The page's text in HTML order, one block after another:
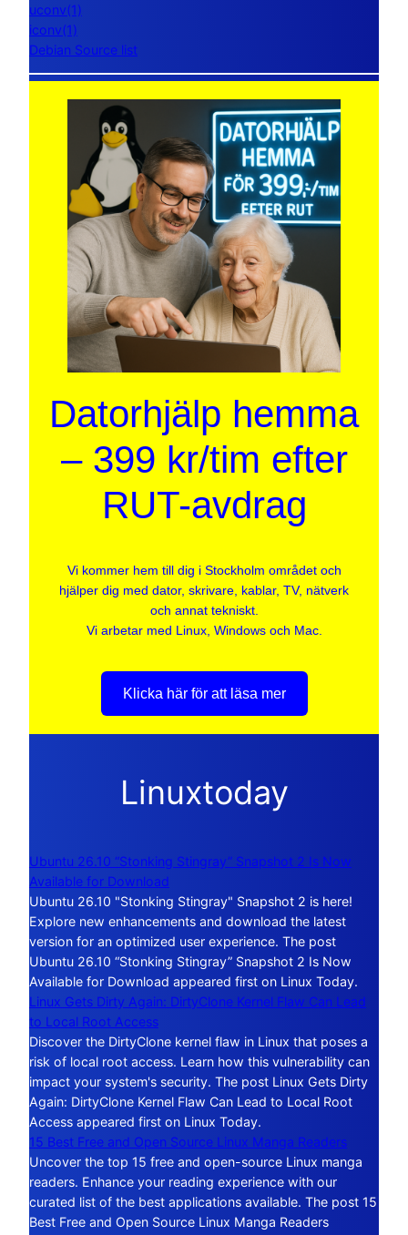
uconv(1)
iconv(1)
Debian Source list
Datorhjälp hemma
– 399 kr/tim efter
RUT-avdrag
Vi kommer hem till dig i Stockholm området och
hjälper dig med dator, skrivare, kablar, TV, nätverk
och annat tekniskt.
Vi arbetar med Linux, Windows och Mac.
Klicka här för att läsa mer
Linuxtoday
Ubuntu 26.10 “Stonking Stingray” Snapshot 2 Is Now
Available for Download
Ubuntu 26.10 "Stonking Stingray" Snapshot 2 is here!
Explore new enhancements and download the latest
version for an optimized user experience. The post
Ubuntu 26.10 “Stonking Stingray” Snapshot 2 Is Now
Available for Download appeared first on Linux Today.
Linux Gets Dirty Again: DirtyClone Kernel Flaw Can Lead
to Local Root Access
Discover the DirtyClone kernel flaw in Linux that poses a
risk of local root access. Learn how this vulnerability can
impact your system's security. The post Linux Gets Dirty
Again: DirtyClone Kernel Flaw Can Lead to Local Root
Access appeared first on Linux Today.
15 Best Free and Open Source Linux Manga Readers
Uncover the top 15 free and open-source Linux manga
readers. Enhance your reading experience with our
curated list of the best applications available. The post 15
Best Free and Open Source Linux Manga Readers